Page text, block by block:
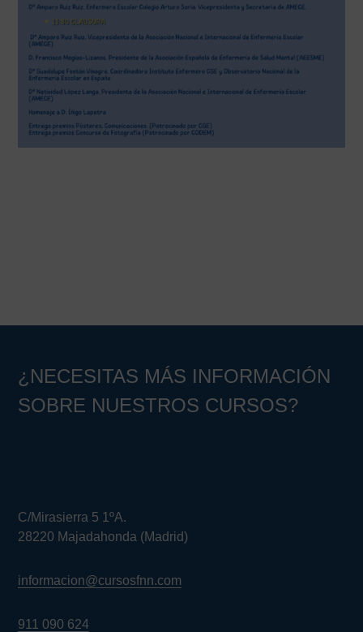
¿NECESITAS MÁS INFORMACIÓN
SOBRE NUESTROS CURSOS?
C/Mirasierra 5 1ºA.
28220 Majadahonda (Madrid)
informacion@cursosfnn.com
911 090 624